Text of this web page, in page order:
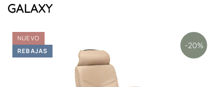
GALAXY
NUEVO
-20%
REBAJAS